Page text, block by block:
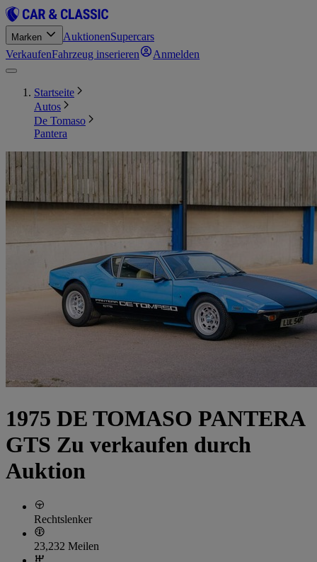
Marken AuktionenSupercars
VerkaufenFahrzeug inserieren Anmelden
Startseite
Autos
De Tomaso
Pantera
1975 DE TOMASO PANTERA
GTS Zu verkaufen durch
Auktion
Rechtslenker
23,232 Meilen